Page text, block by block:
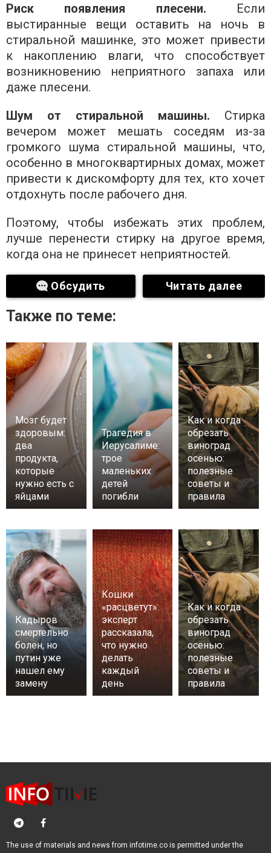
Риск появления плесени. Если
выстиранные вещи оставить на ночь в
стиральной машинке, это может привести
к накоплению влаги, что способствует
возникновению неприятного запаха или
даже плесени.
Шум от стиральной машины. Стирка
вечером может мешать соседям из-за
громкого шума стиральной машины, что,
особенно в многоквартирных домах, может
привести к дискомфорту для тех, кто хочет
отдохнуть после рабочего дня.
Поэтому, чтобы избежать этих проблем,
лучше перенести стирку на другое время,
когда она не принесет неприятностей.
Обсудить Читать далее
Также по теме:
Мозг будет
здоровым:
два
продукта,
которые
нужно есть с
яйцами
Трагедия в
Иерусалиме:
трое
маленьких
детей
погибли
Как и когда
обрезать
виноград
осенью:
полезные
советы и
правила
Кадыров
смертельно
болен, но
путин уже
нашел ему
замену
Кошки
«расцветут»:
эксперт
рассказала,
что нужно
делать
каждый
день
Как и когда
обрезать
виноград
осенью:
полезные
советы и
правила
The use of materials and news from infotime.co is permitted under the